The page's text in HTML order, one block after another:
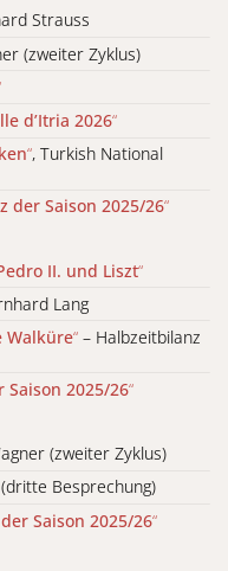
Strauss
(zweiter Zyklus)
d’Itria 2026“
“, Turkish National
der Saison 2025/26“
II. und Liszt“
Lang
Walküre“ – Halbzeitbilanz
Saison 2025/26“
(zweiter Zyklus)
Besprechung)
Saison 2025/26“